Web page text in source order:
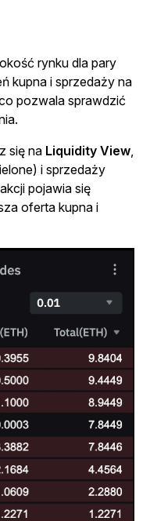
rynku dla pary
kupna i sprzedaży na
pozwala sprawdzić
się na Liquidity View
i sprzedaży
pojawia się
oferta kupna i